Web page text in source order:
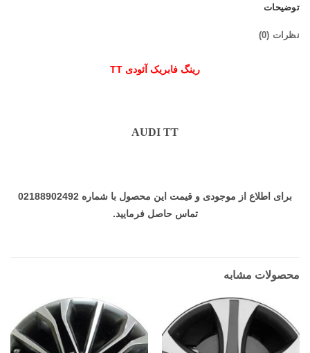
توضیحات
نظرات (0)
رینگ فابریک آئودی TT
AUDI TT
برای اطلاع از موجودی و قیمت این محصول با شماره 02188902492
تماس حاصل فرمایید.
محصولات مشابه